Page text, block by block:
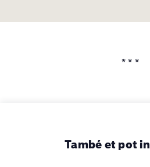
* * *
També et pot